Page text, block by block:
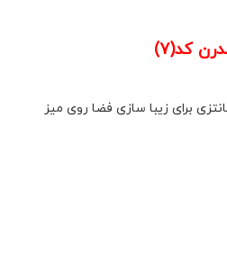
کد(7)
برای زیبا سازی فضا روی میز